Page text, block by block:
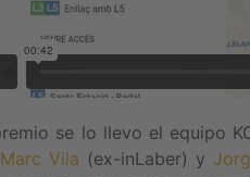
se lo llevo el equipo
Marc Vila (ex-inLaber) y